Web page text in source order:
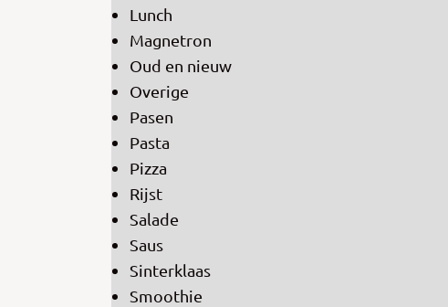
Lunch
Magnetron
Oud en nieuw
Overige
Pasen
Pasta
Pizza
Rijst
Salade
Saus
Sinterklaas
Smoothie